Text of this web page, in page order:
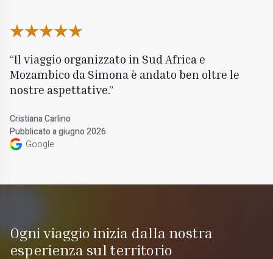
Il viaggio organizzato in Sud Africa e
Mozambico da Simona è andato ben oltre le
nostre aspettative.
Cristiana Carlino
Pubblicato a giugno 2026
Google
Ogni viaggio inizia dalla nostra
esperienza sul territorio